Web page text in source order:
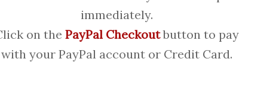
immediately.
on the PayPal Checkoutbutton to pay
with your PayPal account or Credit Card.